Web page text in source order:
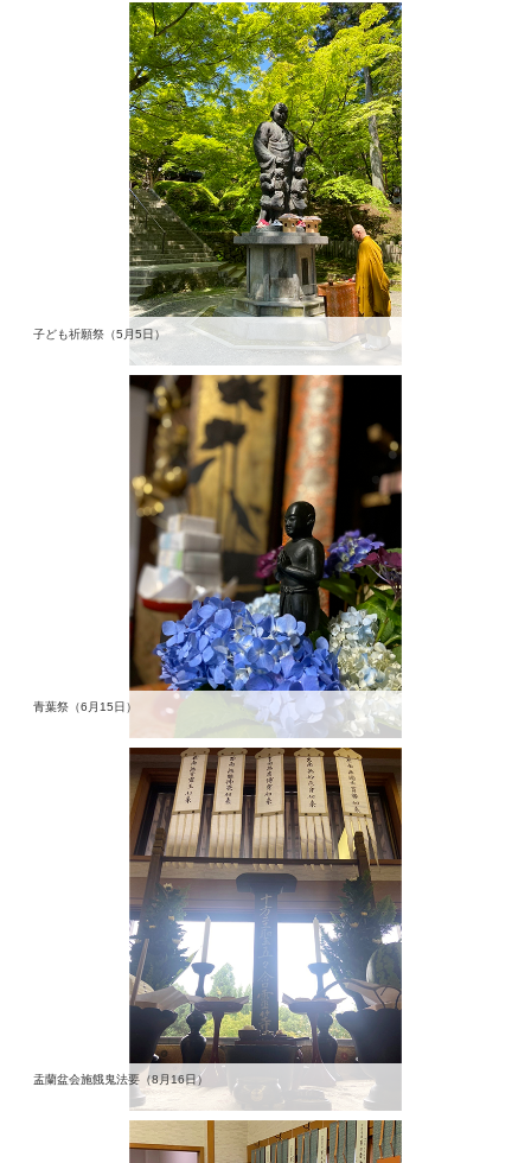
子ども祈願祭（5月5日）
青葉祭（6月15日）
盂蘭盆会施餓鬼法要（8月16日）